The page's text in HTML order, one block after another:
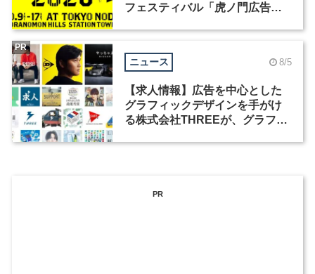
フェスティバル「虎ノ門広告
ニュース 8/5
【求人情報】広告を中心とした
グラフィックデザインを手がけ
る株式会社THREEが、グラフィ
PR
PR